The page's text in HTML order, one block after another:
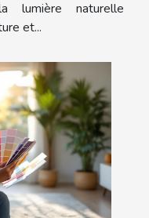
lumière naturelle
et...